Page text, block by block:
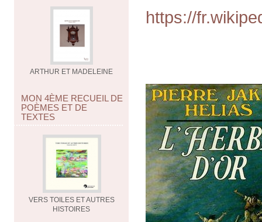
ARTHUR ET MADELEINE
MON 4ÈME RECUEIL DE
POÈMES ET DE
TEXTES
VERS TOILES ET AUTRES
HISTOIRES
https://